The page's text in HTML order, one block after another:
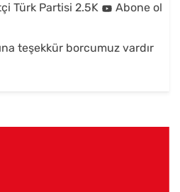
Türk Partisi 2.5K Abone ol
teşekkür borcumuz vardır